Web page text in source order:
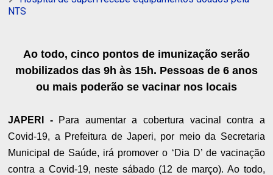
NTS
Ao todo, cinco pontos de imunização serão
mobilizados das 9h às 15h. Pessoas de 6 anos
ou mais poderão se vacinar nos locais
JAPERI - Para aumentar a cobertura vacinal contra a
Covid-19, a Prefeitura de Japeri, por meio da Secretaria
Municipal de Saúde, irá promover o ‘Dia D’ de vacinação
contra a Covid-19, neste sábado (12 de março). Ao todo,